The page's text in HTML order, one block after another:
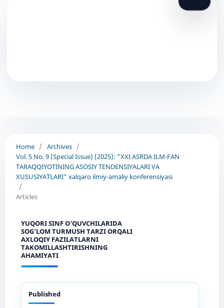
Home / Archives /
Vol. 5 No. 9 (Special Issue) (2025): "XXI ASRDA ILM-FAN
TARAQQIYOTINING ASOSIY TENDENSIYALARI VA
XUSUSIYATLARI" xalqaro ilmiy-amaliy konferensiyasi
/
Articles
YUQORI SINF O‘QUVCHILARIDA
SOG‘LOM TURMUSH TARZI ORQALI
AXLOQIY FAZILATLARNI
TAKOMILLASHTIRISHNING
AHAMIYATI
Published